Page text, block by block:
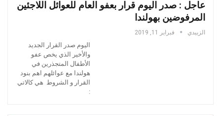
عاجل : صدر اليوم قرار بعفو العام للعوائل اللاجئين
المرفوضين بهولندا
الزبيدي فبراير 11, 2019
اليوم صدر القرار الجديد
والأخير الذي يخص عفو
الأطفال المتجذرين في
هولندا مع عوائلهم اهم بنود
القرار و الشروط هي كالاتي
: